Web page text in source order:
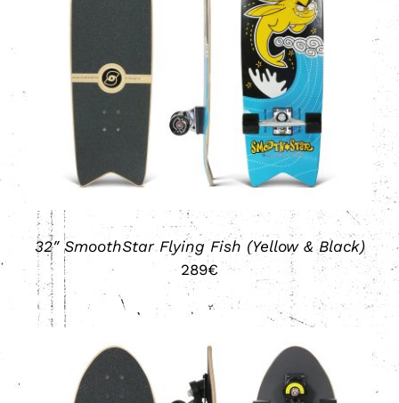
DETALLES
32″ SmoothStar Flying Fish (Yellow & Black)
289€